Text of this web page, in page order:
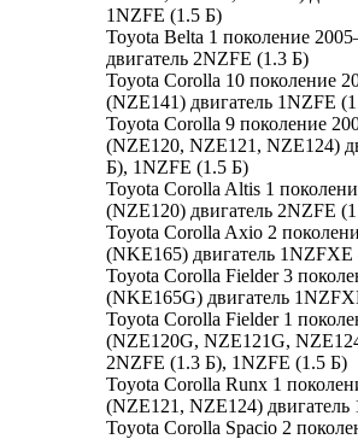
1NZFE (1.5 Б)
Toyota Belta 1 поколение
двигатель 2NZFE (1.3 Б)
Toyota Corolla 10 поколение
(NZE141) двигатель 1NZFE
Toyota Corolla 9 поколение
(NZE120, NZE121, NZE124)
Б), 1NZFE (1.5 Б)
Toyota Corolla Altis 1
(NZE120) двигатель 2NZFE
Toyota Corolla Axio 2
(NKE165) двигатель 1NZFXE
Toyota Corolla Fielder 3
(NKE165G) двигатель
Toyota Corolla Fielder 1
(NZE120G, NZE121G,
2NZFE (1.3 Б), 1NZFE (1.5 Б)
Toyota Corolla Runx 1
(NZE121, NZE124)
Toyota Corolla Spacio 2